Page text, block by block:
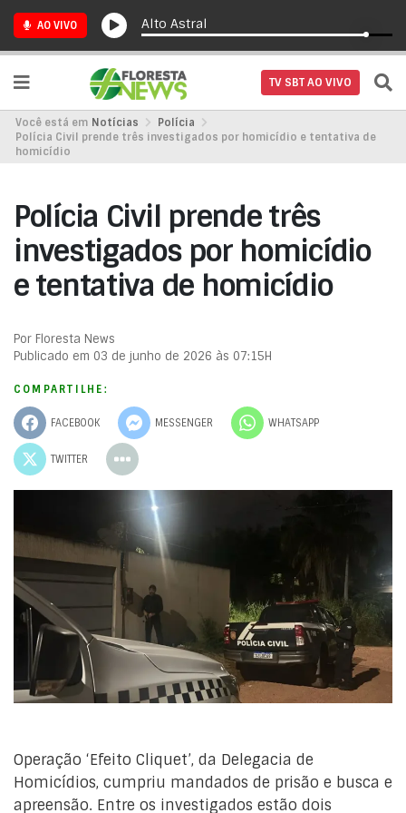
AO VIVO Alto Astral
TV SBT AO VIVO
Você está em Notícias
Polícia
Polícia Civil prende três investigados por homicídio e tentativa de
homicídio
Polícia Civil prende três
investigados por homicídio
e tentativa de homicídio
Por Floresta News
Publicado em 03 de junho de 2026 às 07:15H
COMPARTILHE:
FACEBOOK MESSENGER WHATSAPP
TWITTER
Operação ‘Efeito Cliquet’, da Delegacia de
Homicídios, cumpriu mandados de prisão e busca e
apreensão. Entre os investigados estão dois